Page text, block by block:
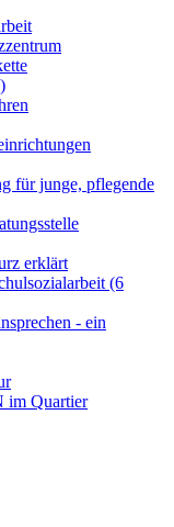
für junge, pflegende
erklärt
(6
- ein
im Quartier